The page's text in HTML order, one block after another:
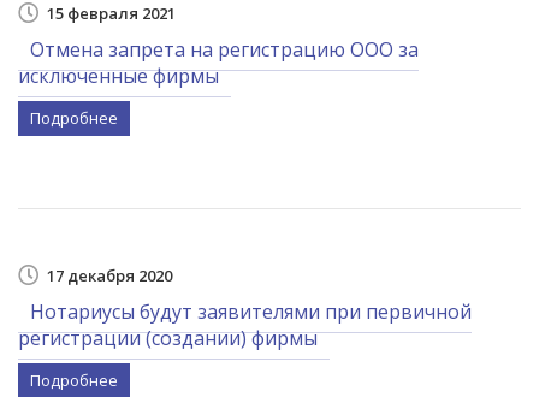
15 февраля 2021
Отмена запрета на регистрацию ООО за
исключенные фирмы
Подробнее
17 декабря 2020
Нотариусы будут заявителями при первичной
регистрации (создании) фирмы
Подробнее